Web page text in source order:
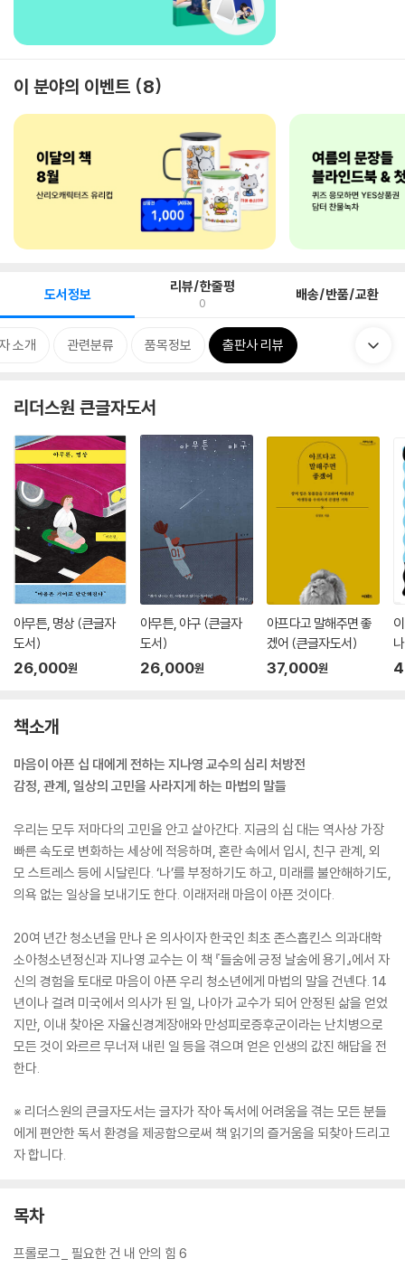
이 분야의 이벤트 8
도서정보 리뷰/한줄평
0 배송/반품/교환
소개 관련분류 품목정보 출판사 리뷰
리더스원 큰글자도서
아무튼, 명상 (큰글자
도서)
26,000원
아무튼, 야구 (큰글자
도서)
26,000원
아프다고 말해주면 좋
겠어 (큰글자도서)
37,000원
책소개
마음이 아픈 십 대에게 전하는 지나영 교수의 심리 처방전
감정, 관계, 일상의 고민을 사라지게 하는 마법의 말들
우리는 모두 저마다의 고민을 안고 살아간다. 지금의 십 대는 역사상 가장
빠른 속도로 변화하는 세상에 적응하며, 혼란 속에서 입시, 친구 관계, 외
모 스트레스 등에 시달린다. ‘나’를 부정하기도 하고, 미래를 불안해하기도,
의욕 없는 일상을 보내기도 한다. 이래저래 마음이 아픈 것이다.
20여 년간 청소년을 만나 온 의사이자 한국인 최초 존스홉킨스 의과대학
소아청소년정신과 지나영 교수는 이 책 『들숨에 긍정 날숨에 용기』에서 자
신의 경험을 토대로 마음이 아픈 우리 청소년에게 마법의 말을 건넨다. 14
년이나 걸려 미국에서 의사가 된 일, 나아가 교수가 되어 안정된 삶을 얻었
지만, 이내 찾아온 자율신경계장애와 만성피로증후군이라는 난치병으로
모든 것이 와르르 무너져 내린 일 등을 겪으며 얻은 인생의 값진 해답을 전
한다.
※ 리더스원의 큰글자도서는 글자가 작아 독서에 어려움을 겪는 모든 분들
에게 편안한 독서 환경을 제공함으로써 책 읽기의 즐거움을 되찾아 드리고
자 합니다.
목차
프롤로그_ 필요한 건 내 안의 힘 6